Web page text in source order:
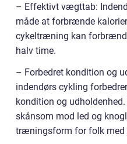
– Effektivt vægttab:
måde at forbrænde
cykeltræning kan
halv time.
– Forbedret kondition og
indendørs cykling
kondition og
skånsom mod led og
træningsform for folk med